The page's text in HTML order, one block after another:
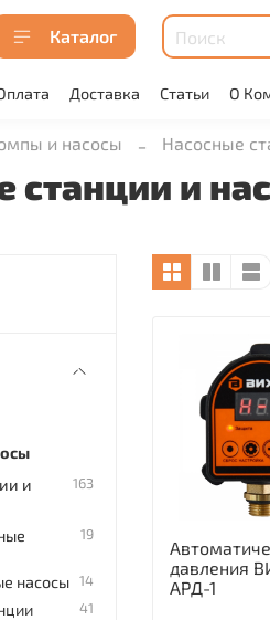
Каталог
Доставка Статьи О
и насосы Насосные
станции и
давления
АРД-1
и
163
19
насосы 14
41